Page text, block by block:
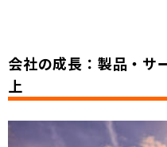
会社の成長：製品・サ
上